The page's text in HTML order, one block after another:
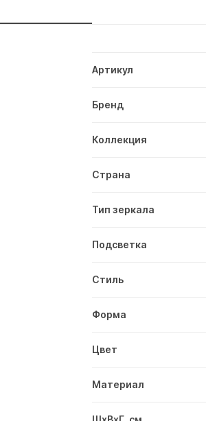
Артикул
Бренд
Коллекция
Страна
Тип зеркала
Подсветка
Стиль
Форма
Цвет
Материал